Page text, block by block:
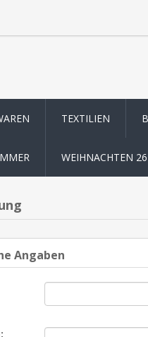
TEXTILIEN
WEIHNACHTEN 26
Angaben